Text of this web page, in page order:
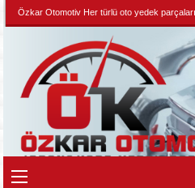
Özkar Otomotiv Her türlü oto yedek